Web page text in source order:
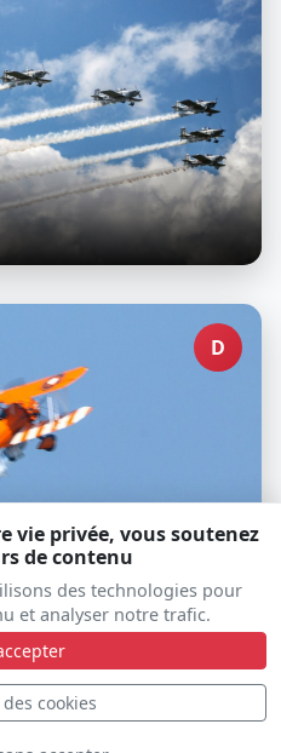
vie privée, vous soutenez
de contenu
des technologies pour
et analyser notre trafic.
cookies
D
WingWalkers